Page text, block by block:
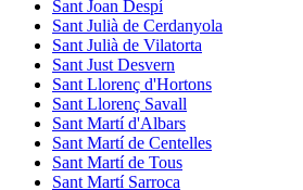
Sant Joan Despí
Sant Julià de Cerdanyola
Sant Julià de Vilatorta
Sant Just Desvern
Sant Llorenç d'Hortons
Sant Llorenç Savall
Sant Martí d'Albars
Sant Martí de Centelles
Sant Martí de Tous
Sant Martí Sarroca